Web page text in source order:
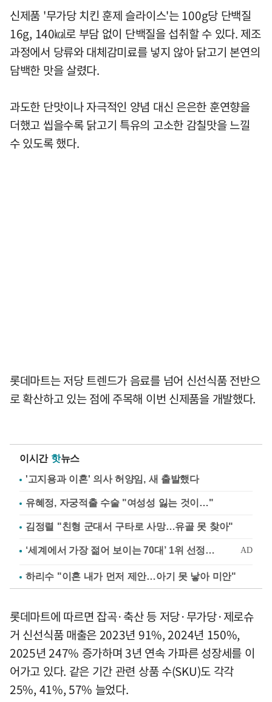
신제품 '무가당 치킨 훈제 슬라이스'는 100g당 단백질
16g, 140㎉로 부담 없이 단백질을 섭취할 수 있다. 제조
과정에서 당류와 대체감미료를 넣지 않아 닭고기 본연의
담백한 맛을 살렸다.
과도한 단맛이나 자극적인 양념 대신 은은한 훈연향을
더했고 씹을수록 닭고기 특유의 고소한 감칠맛을 느낄
수 있도록 했다.
롯데마트는 저당 트렌드가 음료를 넘어 신선식품 전반으
로 확산하고 있는 점에 주목해 이번 신제품을 개발했다.
이시간 핫뉴스
'고지용과 이혼' 의사 허양임, 새 출발했다
유혜정, 자궁적출 수술 "여성성 잃는 것이…"
김정렬 "친형 군대서 구타로 사망…유골 못 찾아"
하리수 "이혼 내가 먼저 제안…아기 못 낳아 미안"
롯데마트에 따르면 잡곡·축산 등 저당·무가당·제로슈
거 신선식품 매출은 2023년 91%, 2024년 150%,
2025년 247% 증가하며 3년 연속 가파른 성장세를 이
어가고 있다. 같은 기간 관련 상품 수(SKU)도 각각
25%, 41%, 57% 늘었다.